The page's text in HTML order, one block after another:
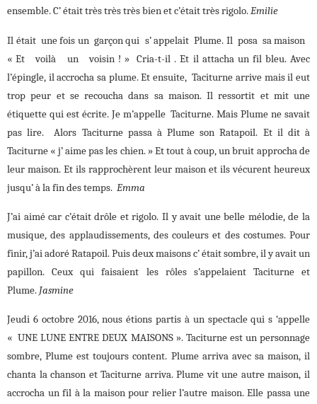
ensemble. C’ était très très très bien et c’était très rigolo.Emilie
Il était une fois un garçon qui s’ appelait Plume. Il posa sa maison
« Et voilà un voisin ! » Cria-t-il . Et il attacha un fil bleu. Avec
l’épingle, il accrocha sa plume. Et ensuite, Taciturne arrive mais il eut
trop peur et se recoucha dans sa maison. Il ressortit et mit une
étiquette qui est écrite. Je m’appelle Taciturne. Mais Plume ne savait
pas lire. Alors Taciturne passa à Plume son Ratapoil. Et il dit à
Taciturne « j’ aime pas les chien. » Et tout à coup, un bruit approcha de
leur maison. Et ils rapprochèrent leur maison et ils vécurent heureux
jusqu’ à la fin des temps. Emma
J’ai aimé car c’était drôle et rigolo. Il y avait une belle mélodie, de la
musique, des applaudissements, des couleurs et des costumes. Pour
finir, j’ai adoré Ratapoil. Puis deux maisons c’ était sombre, il y avait un
papillon. Ceux qui faisaient les rôles s’appelaient Taciturne et
Plume. Jasmine
Jeudi 6 octobre 2016, nous étions partis à un spectacle qui s ‘appelle
« UNE LUNE ENTRE DEUX MAISONS ». Taciturne est un personnage
sombre, Plume est toujours content. Plume arriva avec sa maison, il
chanta la chanson et Taciturne arriva. Plume vit une autre maison, il
accrocha un fil à la maison pour relier l’autre maison. Elle passa une